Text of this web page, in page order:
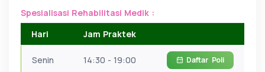
Spesialisasi Rehabilitasi Medik :
Hari
Jam Praktek
Senin 14:30 - 19:00 Daftar Poli